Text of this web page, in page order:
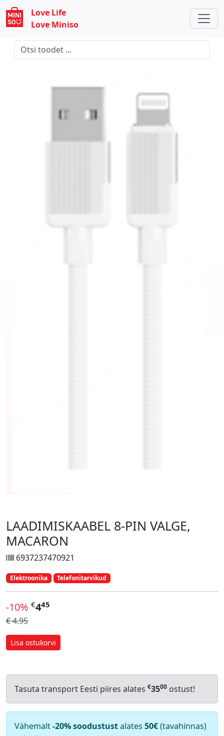
Love Life
Love Miniso
LAADIMISKAABEL 8-PIN VALGE,
MACARON
6937237470921
Elektroonika Telefonitarvikud
-10% €445
€ 4.95
Lisa ostukorvi
Tasuta transport Eesti piires alates €3500 ostust!
Vähemalt-20% soodustustalates 50€(tavahinnas)